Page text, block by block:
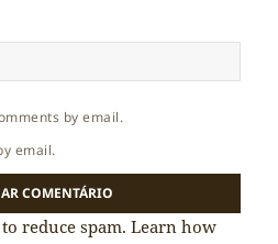
by email.
email.
reduce spam.Learn how